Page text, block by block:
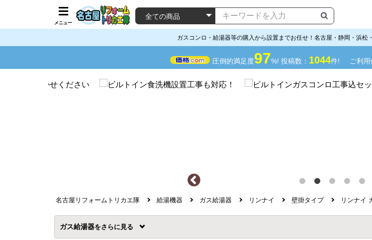
メニュー
ガスコンロ・給湯器等の購入から設置までお任せ！名古屋・静岡・浜松
圧倒的満足度97%! 投稿数： 1044件! ご利
名古屋リフォームトリカエ隊 給湯機器 ガス給湯器 リンナイ 壁掛タイプ リンナイ
ガス給湯器を